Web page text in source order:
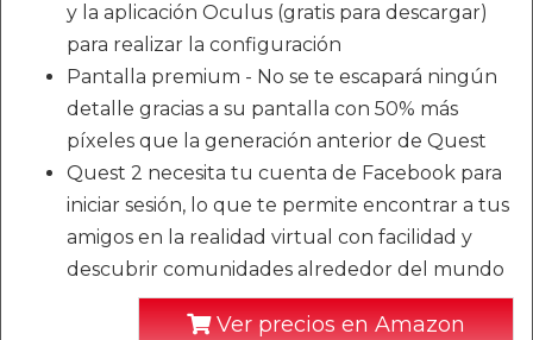
y la aplicación Oculus (gratis para descargar)
para realizar la configuración
Pantalla premium - No se te escapará ningún
detalle gracias a su pantalla con 50% más
píxeles que la generación anterior de Quest
Quest 2 necesita tu cuenta de Facebook para
iniciar sesión, lo que te permite encontrar a tus
amigos en la realidad virtual con facilidad y
descubrir comunidades alrededor del mundo
Ver precios en Amazon